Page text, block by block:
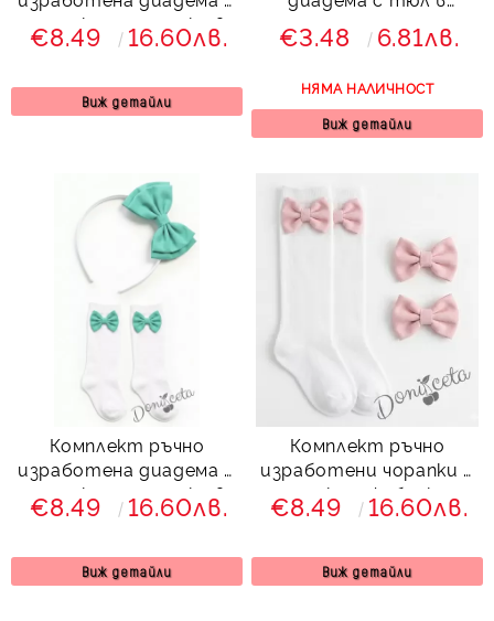
чорапки с панделки в
бежово
€8.49 16.60лв.
Виж детайли
тъмнозелено от
колекция Зелениада
€3.48 6.81лв.
НЯМА НАЛИЧНОСТ
Виж детайли
Комплект ръчно
изработена диадема и
чорапки с панделки в
тюркоаз
€8.49 16.60лв.
Виж детайли
Комплект ръчно
изработени чорапки с
панделки и фибички за
коса в розово
€8.49 16.60лв.
Виж детайли